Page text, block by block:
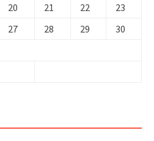
20 21 22
23
27 28 29
30